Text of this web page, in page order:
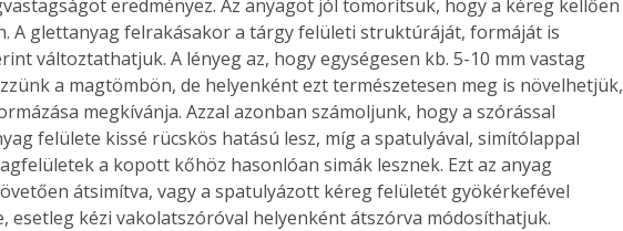
eredményez. Az anyagot jól tömörítsük, hogy a kéreg kellően
A glettanyag felrakásakor a tárgy felületi struktúráját, formáját is
változtathatjuk. A lényeg az, hogy egységesen kb. 5-10 mm vastag
a magtömbön, de helyenként ezt természetesen meg is növelhetjük,
megkívánja. Azzal azonban számoljunk, hogy a szórással
felülete kissé rücskös hatású lesz, míg a spatulyával, simítólappal
a kopott kőhöz hasonlóan simák lesznek. Ezt az anyag
átsimítva, vagy a spatulyázott kéreg felületét gyökérkefével
esetleg kézi vakolatszóróval helyenként átszórva módosíthatjuk.